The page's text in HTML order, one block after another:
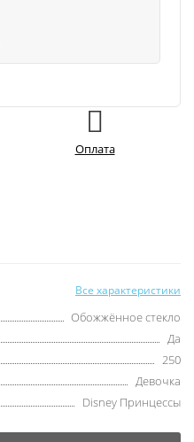
Оплата
Все характеристики
Обожжённое стекло
Да
250
Девочка
Disney Принцессы